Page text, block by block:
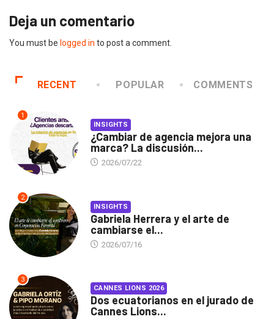
Deja un comentario
You must be logged in to post a comment.
RECENT POPULAR COMMENTS
1
INSIGHTS
¿Cambiar de agencia mejora una
marca? La discusión...
2026/07/22
2
INSIGHTS
Gabriela Herrera y el arte de
cambiarse el...
2026/07/16
3
CANNES LIONS 2026
Dos ecuatorianos en el jurado de
Cannes Lions...